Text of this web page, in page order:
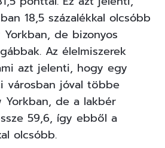
18,5 százalékkal olcsóbb
de bizonyos
Az élelmiszerek
azt jelenti, hogy egy
városban jóval többe
Yorkban, de a lakbér
59,6, így ebből a
olcsóbb.